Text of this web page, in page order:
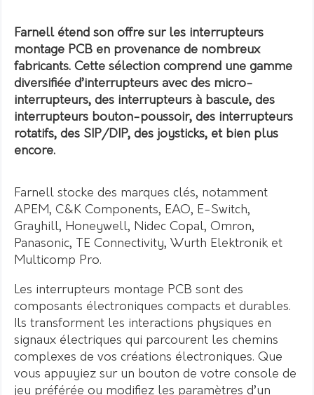
Farnell étend son offre sur les interrupteurs
montage PCB en provenance de nombreux
fabricants. Cette sélection comprend une gamme
diversifiée d’interrupteurs avec des micro-
interrupteurs, des interrupteurs à bascule, des
interrupteurs bouton-poussoir, des interrupteurs
rotatifs, des SIP/DIP, des joysticks, et bien plus
encore.
Farnell stocke des marques clés, notamment
APEM, C&K Components, EAO, E-Switch,
Grayhill, Honeywell, Nidec Copal, Omron,
Panasonic, TE Connectivity, Wurth Elektronik et
Multicomp Pro.
Les interrupteurs montage PCB sont des
composants électroniques compacts et durables.
Ils transforment les interactions physiques en
signaux électriques qui parcourent les chemins
complexes de vos créations électroniques. Que
vous appuyiez sur un bouton de votre console de
jeu préférée ou modifiez les paramètres d’un